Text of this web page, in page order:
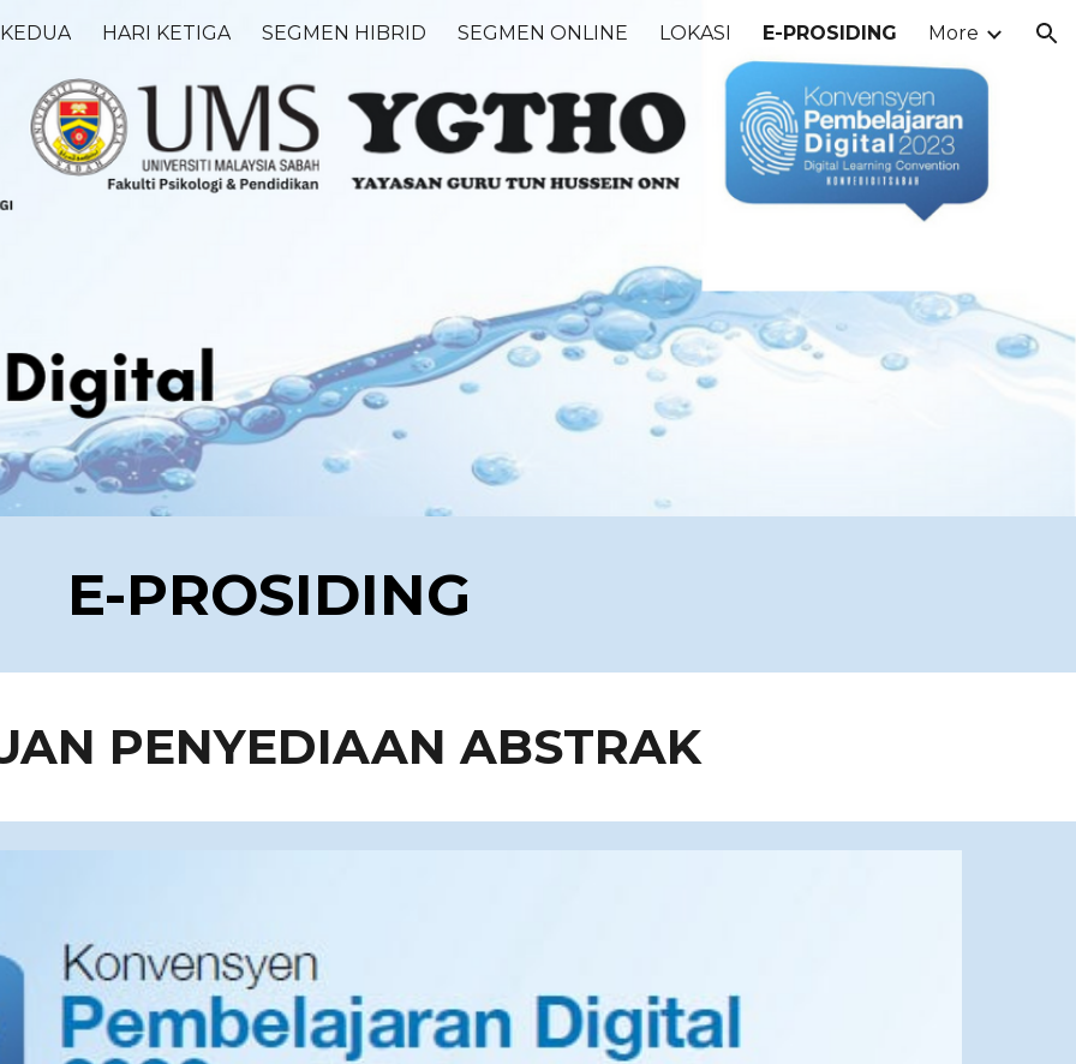
to main content Skip to navigation
HARI KETIGA SEGMEN HIBRID SEGMEN ONLINE LOKASI E-PROSIDING More
E-PROSIDING
PENYEDIAAN ABSTRAK